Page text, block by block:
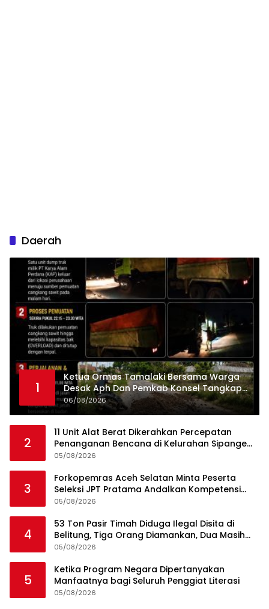
Daerah
1
Ketua Ormas Tamalaki Bersama Warga
Desak Aph Dan Pemkab Konsel Tangkap
Pelaku Angkut Cangkang Sawit Overload,
Truk PT KAP Melintas Jalan Umum
06/08/2026
2
11 Unit Alat Berat Dikerahkan Percepatan
Penanganan Bencana di Kelurahan Sipange
Kecamatan Tukka
05/08/2026
3
Forkopemras Aceh Selatan Minta Peserta
Seleksi JPT Pratama Andalkan Kompetensi
dan Integritas, Bukan Kedekatan
05/08/2026
4
53 Ton Pasir Timah Diduga Ilegal Disita di
Belitung, Tiga Orang Diamankan, Dua Masih
Diburu
05/08/2026
5
Ketika Program Negara Dipertanyakan
Manfaatnya bagi Seluruh Penggiat Literasi
05/08/2026